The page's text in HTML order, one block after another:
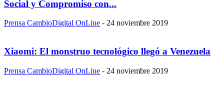
Social y Compromiso con...
Prensa CambioDigital OnLine - 24 noviembre 2019
Xiaomi: El monstruo tecnológico llegó a Venezuela
Prensa CambioDigital OnLine - 24 noviembre 2019